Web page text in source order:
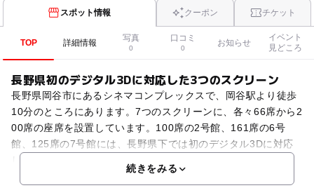
スポット情報 クーポン チケット
TOP 詳細情報 写真
0
口コミ
0
お知らせ
イベント
見どころ
長野県初のデジタル3Dに対応した3つのスクリーン
長野県岡谷市にあるシネマコンプレックスで、岡谷駅より徒歩
10分のところにあります。7つのスクリーンに、各々66席から2
00席の座席を設置しています。100席の2号館、161席の6号
館、125席の7号館には、長野県下では初のデジタル3Dに対応
続きをみる